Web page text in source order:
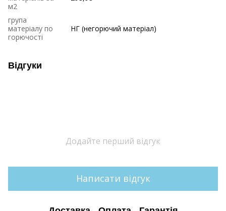
м2
група
матеріалу по
горючості
НГ (негорючий матеріал)
Відгуки
Додайте перший відгук
Написати відгук